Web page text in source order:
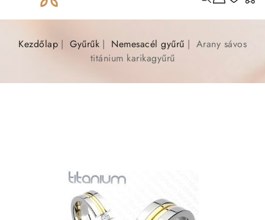
Kezdőlap Gyűrűk Nemesacél gyűrű
Arany sávos
titánium karikagyűrű